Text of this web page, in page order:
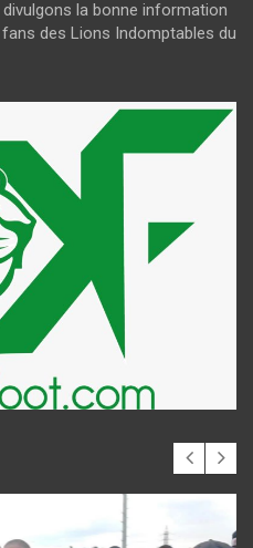
la bonne information
des Lions Indomptables du